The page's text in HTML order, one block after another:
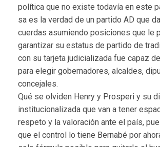
política que no existe todavía en este
sa es la verdad de un partido AD que
cuerdas asumiendo posiciones que le
garantizar su estatus de partido de
con su tarjeta judicializada fue capaz
para elegir gobernadores, alcaldes,
concejales.
Qué se olviden Henry y Prosperi y su
institucionalizada que van a tener
respeto y la valoración ante el país,
que el control lo tiene Bernabé por